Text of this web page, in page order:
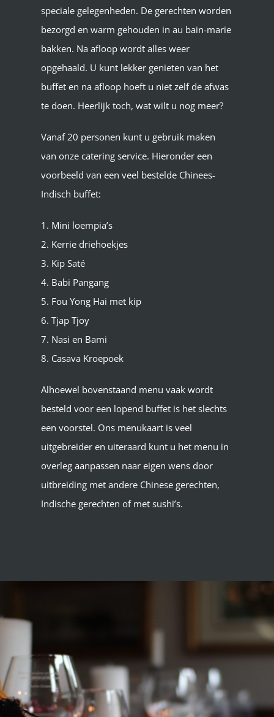
speciale gelegenheden. De gerechten worden
bezorgd en warm gehouden in au bain-marie
bakken. Na afloop wordt alles weer
opgehaald. U kunt lekker genieten van het
buffet en na afloop hoeft u niet zelf de afwas
te doen. Heerlijk toch, wat wilt u nog meer?
Vanaf 20 personen kunt u gebruik maken
van onze catering service. Hieronder een
voorbeeld van een veel bestelde Chinees-
Indisch buffet:
1. Mini loempia’s
2. Kerrie driehoekjes
3. Kip Saté
4. Babi Pangang
5. Fou Yong Hai met kip
6. Tjap Tjoy
7. Nasi en Bami
8. Casava Kroepoek
Alhoewel bovenstaand menu vaak wordt
besteld voor een lopend buffet is het slechts
een voorstel. Ons menukaart is veel
uitgebreider en uiteraard kunt u het menu in
overleg aanpassen naar eigen wens door
uitbreiding met andere Chinese gerechten,
Indische gerechten of met sushi’s.